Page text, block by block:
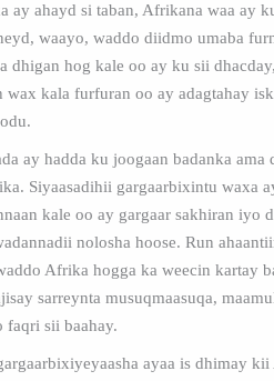
ay ahayd si taban, Afrikana waa ay
waayo, waddo diidmo umaba
dhigan hog kale oo ay ku sii
wax kala furfuran oo ay adagtahay
ay hadda ku joogaan badanka ama
Siyaasadihii gargaarbixintu waxa
kale oo ay gargaar sakhiran iyo
nolosha hoose. Run
Afrika hogga ka weecin kartay
sarreynta musuqmaasuqa,
faqri sii baahay.
ayaa is dhimay